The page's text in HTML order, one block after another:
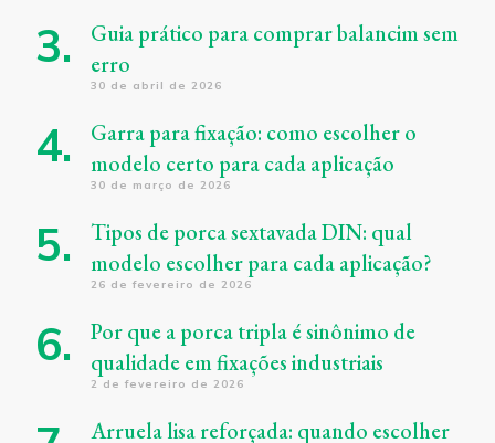
Guia prático para comprar balancim sem
erro
30 de abril de 2026
Garra para fixação: como escolher o
modelo certo para cada aplicação
30 de março de 2026
Tipos de porca sextavada DIN: qual
modelo escolher para cada aplicação?
26 de fevereiro de 2026
Por que a porca tripla é sinônimo de
qualidade em fixações industriais
2 de fevereiro de 2026
Arruela lisa reforçada: quando escolher